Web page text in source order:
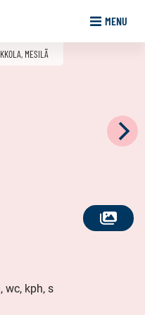
MENU
SEE
MESILÄ
wc, kph, s